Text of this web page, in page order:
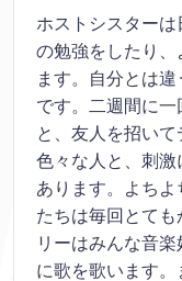
ホストシスター
の勉強をしたり、
ます。自分とは
です。二週間に
と、友人を招いて
色々な人と、刺激
あります。よち
たちは毎回とても
リーはみんな音
に歌を歌います